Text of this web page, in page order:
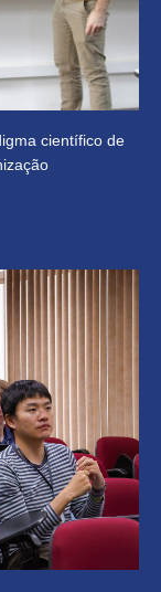
científico de